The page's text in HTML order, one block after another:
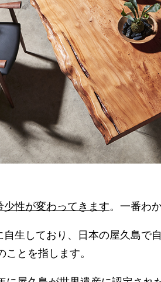
少性が変わってきます。一番わ
自生しており、日本の屋久島で
とを指します。